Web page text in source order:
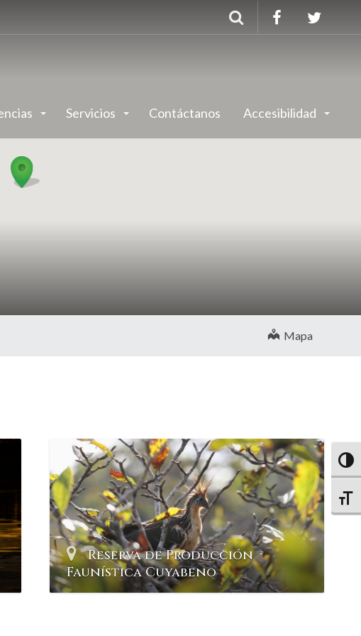
Servicios Contáctanos Accesibilidad
Mapa
Reserva de Producción
Faunística Cuyabeno